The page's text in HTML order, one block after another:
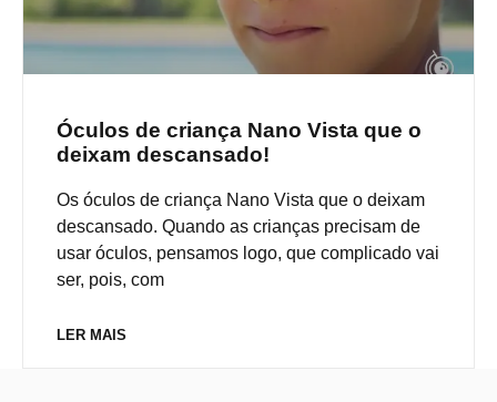
Óculos de criança Nano Vista que o
deixam descansado!
Os óculos de criança Nano Vista que o deixam
descansado. Quando as crianças precisam de
usar óculos, pensamos logo, que complicado vai
ser, pois, com
LER MAIS